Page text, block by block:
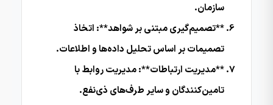
سازمان.
**تصمیم‌گیری مبتنی بر شواهد**: اتخاذ
تصمیمات بر اساس تحلیل داده‌ها و اطلاعات.
**مدیریت ارتباطات**: مدیریت روابط با
تامین‌کنندگان و سایر طرف‌های ذی‌نفع.